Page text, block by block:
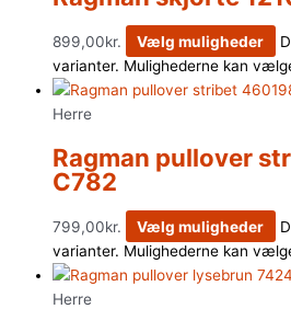
899,00kr. Vælg muligheder
varianter. Mulighederne kan
Herre
Ragman pullover
C782
799,00kr. Vælg muligheder
varianter. Mulighederne kan
Herre